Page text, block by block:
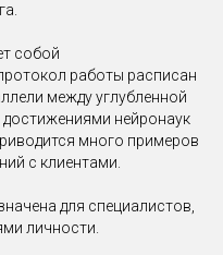
собой
работы расписан
между углубленной
нейронаук
много примеров
с клиентами.
для специалистов,
личности.